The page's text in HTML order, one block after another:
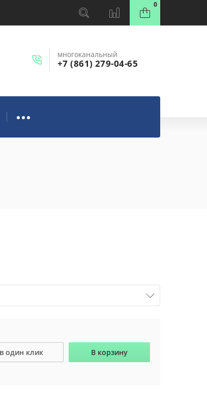
0
многоканальный
+7 (861) 279-04-65
один клик В корзину